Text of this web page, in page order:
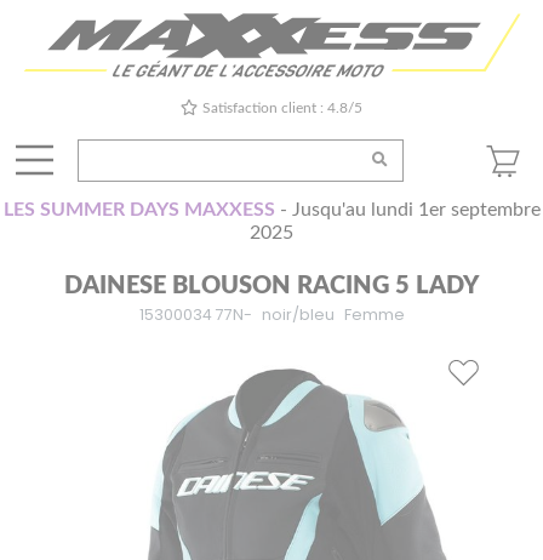
Satisfaction client : 4.8/5
LES SUMMER DAYS MAXXESS - Jusqu'au lundi 1er septembre
2025
DAINESE BLOUSON RACING 5 LADY
15300034 77N- noir/bleu Femme